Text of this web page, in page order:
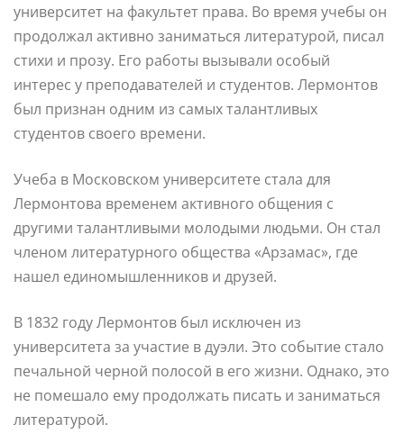
университет на факультет права. Во время учебы он
продолжал активно заниматься литературой, писал
стихи и прозу. Его работы вызывали особый
интерес у преподавателей и студентов. Лермонтов
был признан одним из самых талантливых
студентов своего времени.
Учеба в Московском университете стала для
Лермонтова временем активного общения с
другими талантливыми молодыми людьми. Он стал
членом литературного общества «Арзамас», где
нашел единомышленников и друзей.
В 1832 году Лермонтов был исключен из
университета за участие в дуэли. Это событие стало
печальной черной полосой в его жизни. Однако, это
не помешало ему продолжать писать и заниматься
литературой.